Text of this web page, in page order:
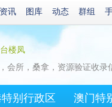
资讯 图库 动态 群组
楼凤
会所，桑拿，资源验证收录
别行政区 澳门特